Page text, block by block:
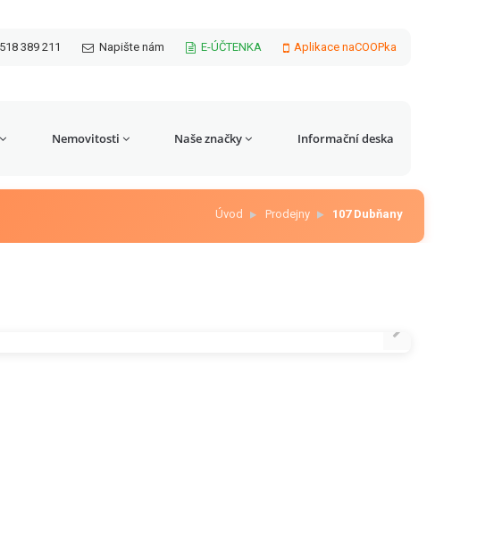
389 211 Napište nám E-ÚČTENKA Aplikace naCOOPka
Nemovitosti Naše značky Informační deska
Úvod Prodejny 107 Dubňany